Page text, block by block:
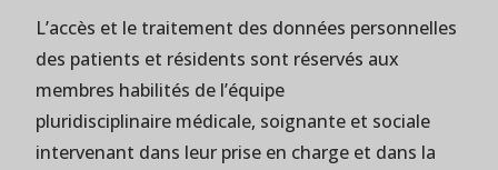
L’accès et le traitement des données personnelles
des patients et résidents sont réservés aux
membres habilités de l’équipe
pluridisciplinaire médicale, soignante et sociale
intervenant dans leur prise en charge et dans la